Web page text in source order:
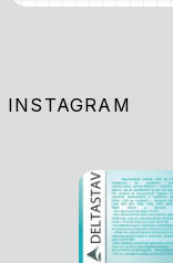
INSTAGRAM